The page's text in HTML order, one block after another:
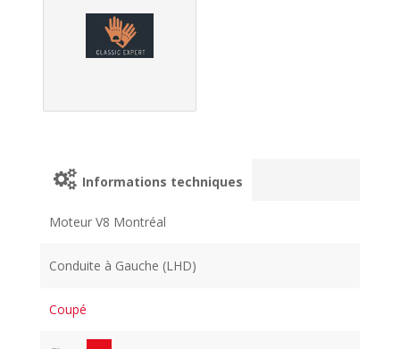
Informations techniques
Moteur V8 Montréal
Conduite à Gauche (LHD)
Coupé